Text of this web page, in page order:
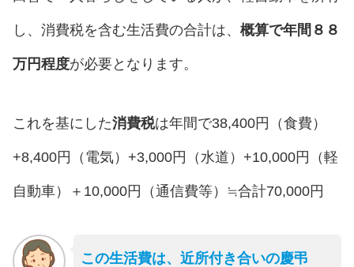
し、消費税を含む生活費の合計は、 概算で年間８８
万円程度が必要となります。
これを基にした消費税は年間で38,400円（食費）
+8,400円（電気）+3,000円（水道）+10,000円（軽
自動車）＋10,000円（通信費等）≒合計70,000円
この生活費は、近所付き合いの慶弔